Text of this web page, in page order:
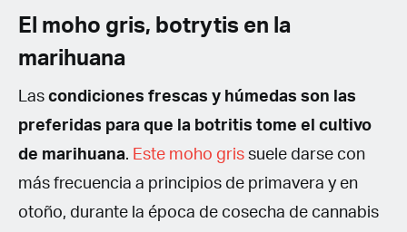
El moho gris, botrytis en la
marihuana
Las condiciones frescas y húmedas son las
preferidas para que la botritis tome el cultivo
de marihuana. Este moho gris suele darse con
más frecuencia a principios de primavera y en
otoño, durante la época de cosecha de cannabis